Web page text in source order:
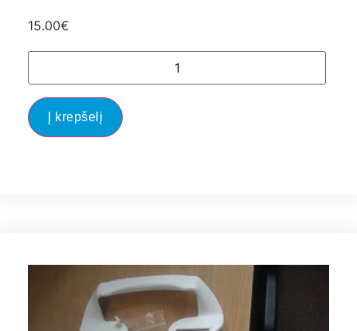
15.00€
Į krepšelį